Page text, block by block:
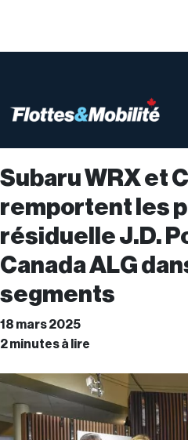
Subaru WRX et
remportent les
résiduelle J.D.
Canada ALG
segments
18 mars 2025
2 minutes à lire